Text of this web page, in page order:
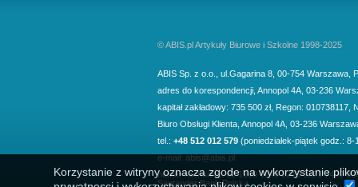
© ABIS.pl Artykuły Biurowe i Szkolne 1998-2025
ABIS Sp. z o.o. ul.Gagarina 8 00-754 Warszawa
adres do korespondencji Annopol 4A 03-236
kapitał zakładowy: 735 500 zł, Regon: 010738117,
Biuro Obsługi Klienta, Annopol 4A, 03-236
tel.: +48 512 012 579 (poniedziałek-piątek godz.: 8-
e-mail:abis@abis.pl
numer rachunku: 62 1910 1048 2215 1221 7400
Santander Bank Polska
Korzystanie z witryny oznacza zgode na wykorzystanie